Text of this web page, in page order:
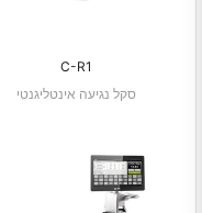
C-R1
סקל נגיעה אינטליגנטי